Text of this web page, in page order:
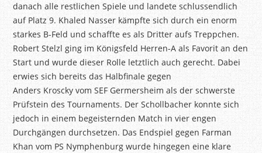
danach alle restlichen Spiele und landete schlussendlich
auf Platz 9. Khaled Nasser kämpfte sich durch ein enorm
starkes B-Feld und schaffte es als Dritter aufs Treppchen.
RobertStelzl ging im Königsfeld Herren-A als Favorit an den
Start und wurde dieser Rolle letztlich auch gerecht. Dabei
erwies sich bereits das Halbfinale gegen
Anders Kroscky vom SEF Germersheim als der schwerste
Prüfstein desTournaments. DerSchollbacher konnte sich
jedoch in einem begeisternden Match in vier engen
Durchgängen durchsetzen. Das Endspiel gegen Farman
Khan vom PS Nymphenburg wurde hingegen eine klare